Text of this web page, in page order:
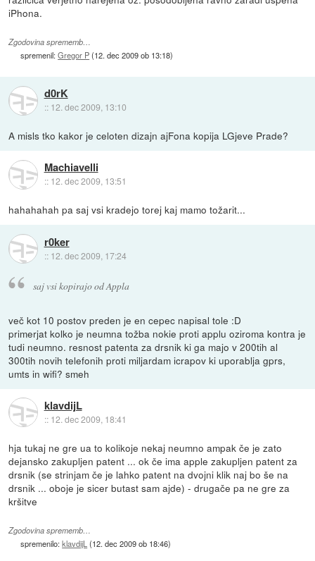
iPhona.
Zgodovina sprememb…
spremenil:Gregor P(12. dec 2009 ob 13:18)
d0rK
:: 12. dec 2009, 13:10
A misls tko kakor je celoten dizajn ajFona kopija LGjeve Prade?
Machiavelli
:: 12. dec 2009, 13:51
hahahahah pa saj vsi kradejo torej kaj mamo tožarit...
r0ker
:: 12. dec 2009, 17:24
saj vsi kopirajo od Appla
več kot 10 postov preden je en cepec napisal tole :D
primerjat kolko je neumna tožba nokie proti applu oziroma kontra je
tudi neumno. resnost patenta za drsnik ki ga majo v 200tih al
300tih novih telefonih proti miljardam icrapov ki uporablja gprs,
umts in wifi? smeh
klavdijL
:: 12. dec 2009, 18:41
hja tukaj ne gre ua to kolikoje nekaj neumno ampak če je zato
dejansko zakupljen patent ... ok če ima apple zakupljen patent za
drsnik (se strinjam če je lahko patent na dvojni klik naj bo še na
drsnik ... oboje je sicer butast sam ajde) - drugače pa ne gre za
kršitve
Zgodovina sprememb…
spremenilo:klavdijL (12. dec 2009 ob 18:46)